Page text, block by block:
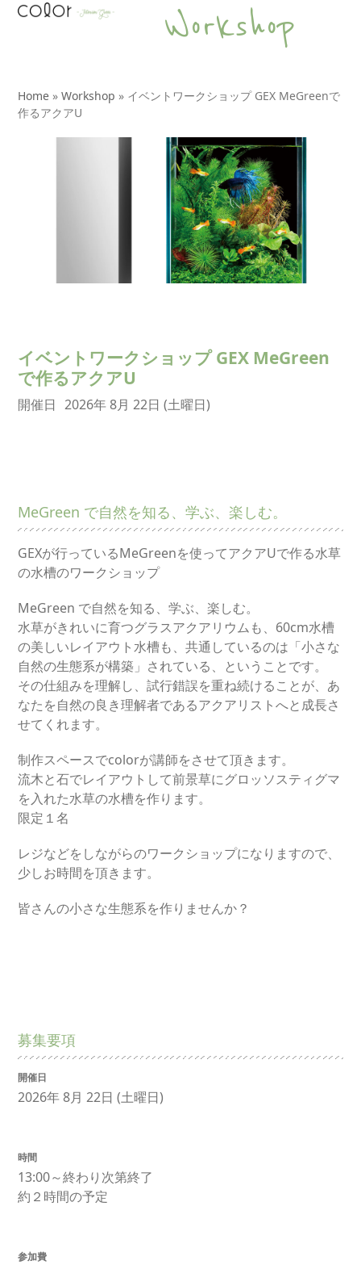
SkipOpen
Close
Workshop
Home »Workshop » イベントワークショップ GEX MeGreenで
作るアクアU
イベントワークショップ GEX MeGreen
で作るアクアU
開催日 2026年 8月 22日 (土曜日)
MeGreen で自然を知る、学ぶ、楽しむ。
GEXが行っているMeGreenを使ってアクアUで作る水草
の水槽のワークショップ
MeGreen で自然を知る、学ぶ、楽しむ。
水草がきれいに育つグラスアクアリウムも、60cm水槽
の美しいレイアウト水槽も、共通しているのは「小さな
自然の生態系が構築」されている、ということです。
その仕組みを理解し、試行錯誤を重ね続けることが、あ
なたを自然の良き理解者であるアクアリストへと成長さ
せてくれます。
制作スペースでcolorが講師をさせて頂きます。
流木と石でレイアウトして前景草にグロッソスティグマ
を入れた水草の水槽を作ります。
限定１名
レジなどをしながらのワークショップになりますので、
少しお時間を頂きます。
皆さんの小さな生態系を作りませんか？
募集要項
開催日
2026年 8月 22日 (土曜日)
時間
13:00～終わり次第終了
約２時間の予定
参加費